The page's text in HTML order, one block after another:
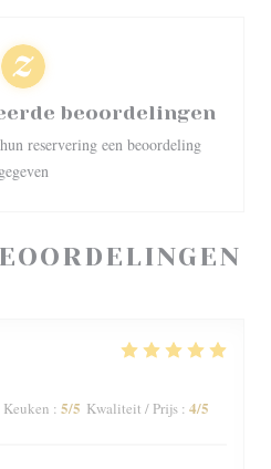
Keuken : 5/5 Kwaliteit / Prijs : 4/5
beoordelingen
reservering een beoordeling
gegeven